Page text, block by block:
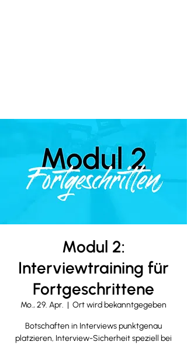
Modul 2:
Interviewtraining für
Fortgeschrittene
Mo., 29. Apr.
  |
Ort wird bekanntgegeben
Botschaften in Interviews punktgenau
platzieren, Interview-Sicherheit speziell bei